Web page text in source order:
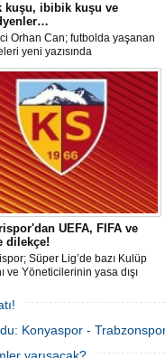
kuşu, ibibik kuşu ve
Orhan Can; futbolda yaşanan
yeni yazısında
UEFA, FIFA ve
dilekçe!
Süper Lig’de bazı Kulüp
ve Yöneticilerinin yasa dışı
resmi dilekçe göndererek
edilmemesini talep edecek.
Konyaspor -